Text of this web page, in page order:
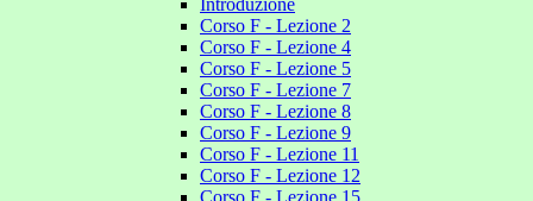
Introduzione
Corso F - Lezione 2
Corso F - Lezione 4
Corso F - Lezione 5
Corso F - Lezione 7
Corso F - Lezione 8
Corso F - Lezione 9
Corso F - Lezione 11
Corso F - Lezione 12
Corso F - Lezione 15